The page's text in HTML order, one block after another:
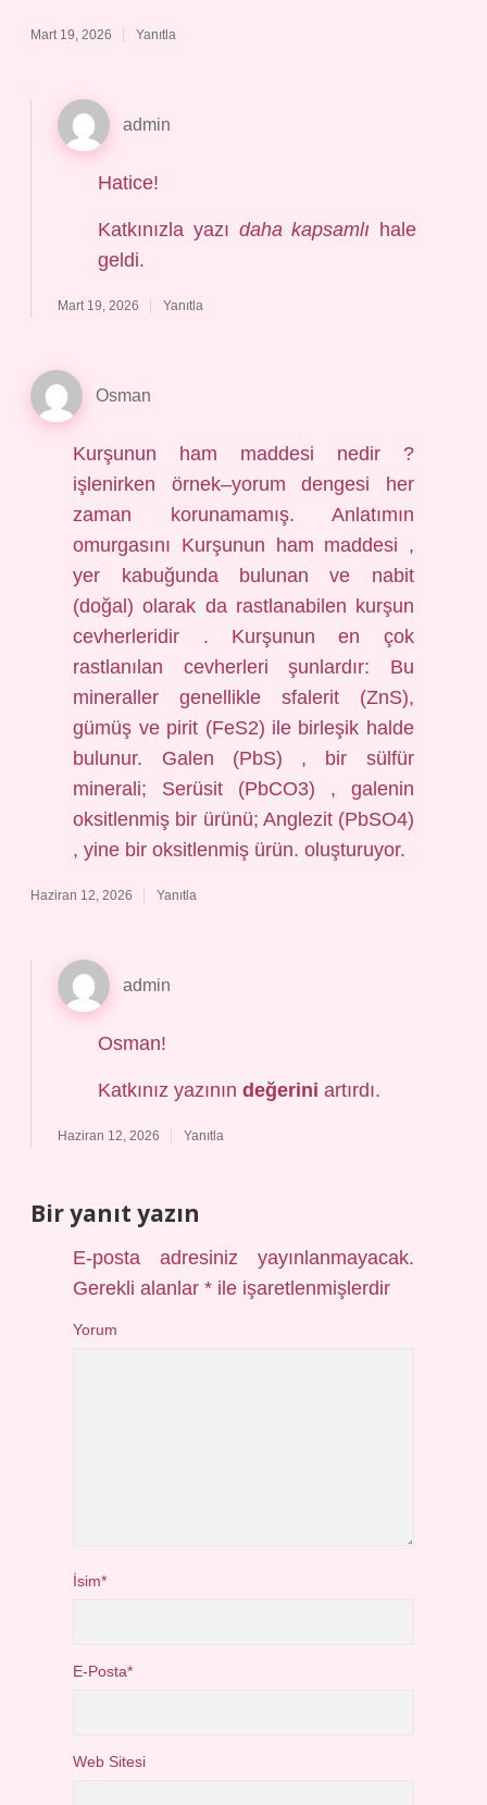
Mart 19, 2026 Yanıtla
admin
Hatice!
Katkınızla yazı daha kapsamlı hale
geldi.
Mart 19, 2026 Yanıtla
Osman
Kurşunun ham maddesi nedir ?
işlenirken örnek–yorum dengesi her
zaman korunamamış. Anlatımın
omurgasını Kurşunun ham maddesi ,
yer kabuğunda bulunan ve nabit
(doğal) olarak da rastlanabilen kurşun
cevherleridir . Kurşunun en çok
rastlanılan cevherleri şunlardır: Bu
mineraller genellikle sfalerit (ZnS),
gümüş ve pirit (FeS2) ile birleşik halde
bulunur. Galen (PbS) , bir sülfür
minerali; Serüsit (PbCO3) , galenin
oksitlenmiş bir ürünü; Anglezit (PbSO4)
, yine bir oksitlenmiş ürün. oluşturuyor.
Haziran 12, 2026 Yanıtla
admin
Osman!
Katkınız yazının değerini artırdı.
Haziran 12, 2026 Yanıtla
Bir yanıt yazın
E-posta adresiniz yayınlanmayacak.
Gerekli alanlar* ile işaretlenmişlerdir
Yorum
İsim*
E-Posta*
Web Sitesi